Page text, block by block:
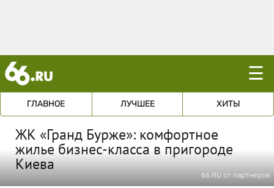
☰
ГЛАВНОЕ ЛУЧШЕЕ ХИТЫ
ЖК «Гранд Бурже»: комфортное
жилье бизнес-класса в пригороде
Киева
66.RU от партнеров